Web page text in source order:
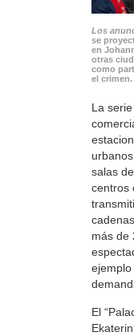
Los
se
en
otras
como
el crimen.
La
salas
centros
más de
El